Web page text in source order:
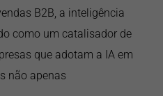
B2B, a inteligência
como um catalisador de
que adotam a IA em
não apenas